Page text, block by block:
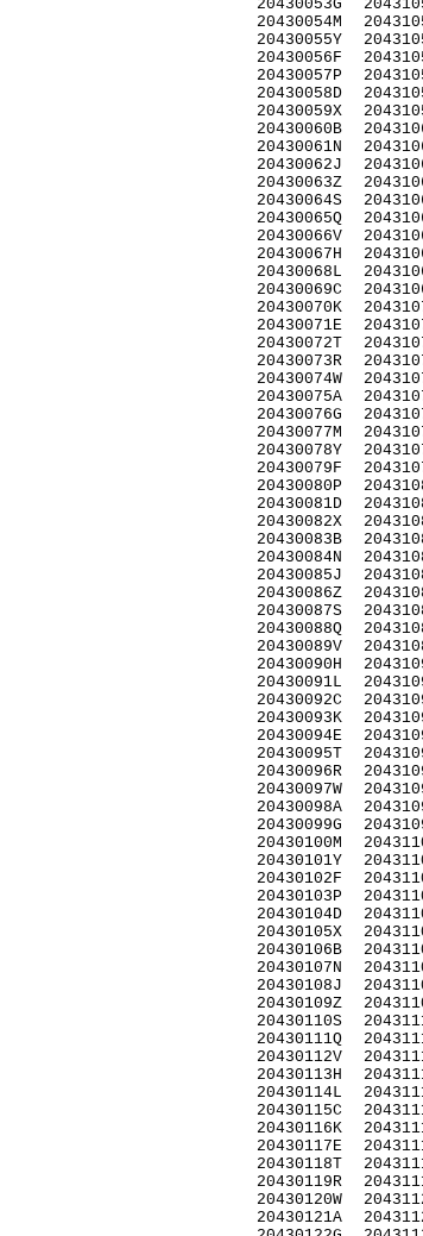
20430053G
20430054M
20430055Y
20430056F
20430057P
20430058D
20430059X
20430060B
20430061N
20430062J
20430063Z
20430064S
20430065Q
20430066V
20430067H
20430068L
20430069C
20430070K
20430071E
20430072T
20430073R
20430074W
20430075A
20430076G
20430077M
20430078Y
20430079F
20430080P
20430081D
20430082X
20430083B
20430084N
20430085J
20430086Z
20430087S
20430088Q
20430089V
20430090H
20430091L
20430092C
20430093K
20430094E
20430095T
20430096R
20430097W
20430098A
20430099G
20430100M
20430101Y
20430102F
20430103P
20430104D
20430105X
20430106B
20430107N
20430108J
20430109Z
20430110S
20430111Q
20430112V
20430113H
20430114L
20430115C
20430116K
20430117E
20430118T
20430119R
20430120W
20430121A